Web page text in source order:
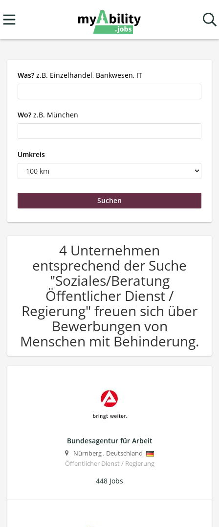
Was? z.B. Einzelhandel, Bankwesen, IT
Wo? z.B. München
Umkreis
4 Unternehmen
entsprechend der Suche
"Soziales/Beratung
Öffentlicher Dienst /
Regierung" freuen sich über
Bewerbungen von
Menschen mit Behinderung.
Bundesagentur für Arbeit
Nürnberg, Deutschland
Öffentlicher Dienst / Regierung
448 Jobs